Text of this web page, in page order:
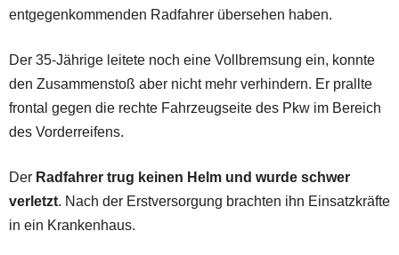
entgegenkommenden Radfahrer übersehen haben.
Der 35-Jährige leitete noch eine Vollbremsung ein, konnte
den Zusammenstoß aber nicht mehr verhindern. Er prallte
frontal gegen die rechte Fahrzeugseite des Pkw im Bereich
des Vorderreifens.
Der Radfahrer trug keinen Helm und wurde schwer
verletzt. Nach der Erstversorgung brachten ihn Einsatzkräfte
in ein Krankenhaus.